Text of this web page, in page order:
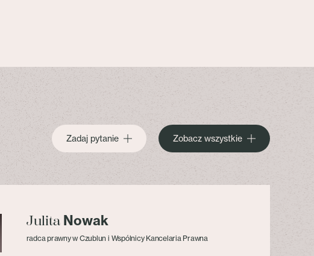
Zadaj pytanie Zobacz wszystkie
Julita Nowak
radca prawny w Czublun i Wspólnicy Kancelaria Prawna